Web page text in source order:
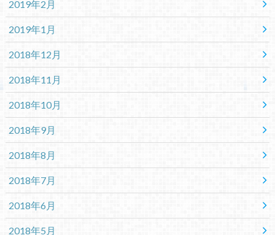
2019年2月
2019年1月
2018年12月
2018年11月
2018年10月
2018年9月
2018年8月
2018年7月
2018年6月
2018年5月